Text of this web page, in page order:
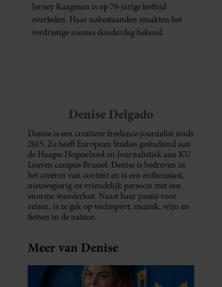
Jerney Kaagman is op 79-jarige leeftijd
overleden. Haar nabestaanden maakten het
verdrietige nieuws donderdag bekend.
Denise Delgado
Denise is een creatieve freelance journalist sinds
2015. Ze heeft European Studies gestudeerd aan
de Haagse Hogeschool en Journalistiek aan KU
Leuven campus Brussel. Denise is bedreven in
het creëren van content en is een enthousiast,
nieuwsgierig en vriendelijk persoon met een
enorme wanderlust. Naast haar passie voor
reizen, is ze gek op vechtsport, muziek, wijn en
fietsen in de natuur.
Meer van Denise